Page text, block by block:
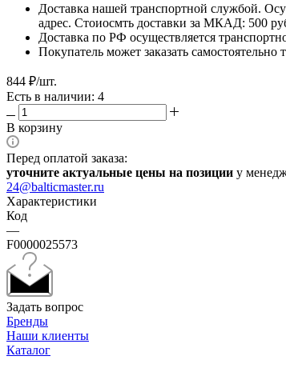
Доставка нашей транспортной службой.
адрес. Стоиосмть доставки за МКАД: 500
Доставка по РФ осуществляется
Покупатель может заказать
844 ₽/шт.
Есть в наличии: 4
В корзину
Перед оплатой заказа:
уточните актуальные цены на позиции у
24@balticmaster.ru
Характеристики
Код
—
F0000025573
Задать вопрос
Бренды
Наши клиенты
Каталог